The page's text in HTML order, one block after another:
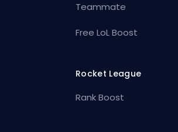
Teammate
Free LoL Boost
Rocket League
Rank Boost